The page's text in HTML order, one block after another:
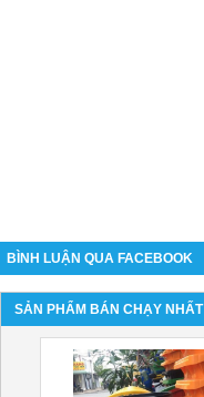
BÌNH LUẬN QUA FACEBOOK
SẢN PHẨM BÁN CHẠY NHẤT